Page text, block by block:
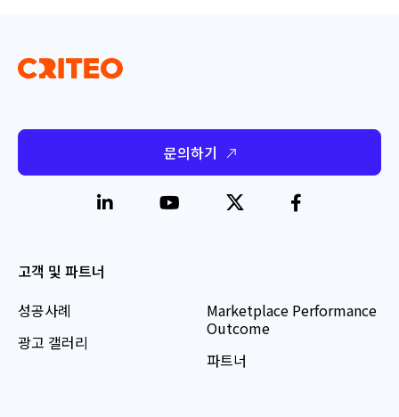
문의하기
고객 및 파트너
성공사례
광고 갤러리
Marketplace Performance
Outcome
파트너